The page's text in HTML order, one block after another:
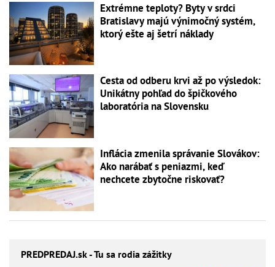
Extrémne teploty? Byty v srdci
Bratislavy majú výnimočný systém,
ktorý ešte aj šetrí náklady
Cesta od odberu krvi až po výsledok:
Unikátny pohľad do špičkového
laboratória na Slovensku
Inflácia zmenila správanie Slovákov:
Ako narábať s peniazmi, keď
nechcete zbytočne riskovať?
PREDPREDAJ.sk - Tu sa rodia zážitky